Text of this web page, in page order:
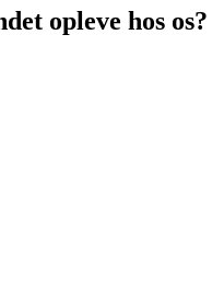
opleve hos os?